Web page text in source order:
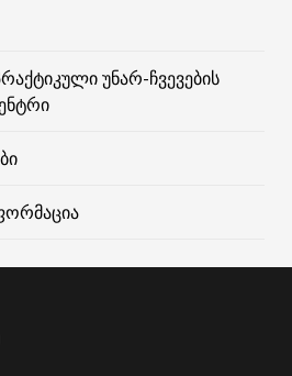
უნარ-ჩვევების